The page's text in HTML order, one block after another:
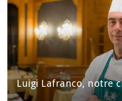
Luigi Lafranco, notre